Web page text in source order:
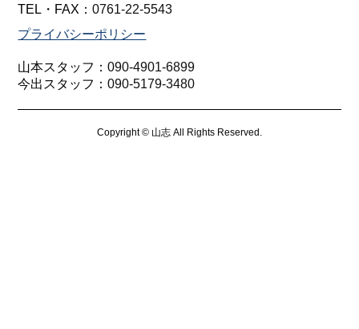
TEL・FAX：0761-22-5543
プライバシーポリシー
山本スタッフ：090-4901-6899
今出スタッフ：090-5179-3480
Copyright © 山志 All Rights Reserved.